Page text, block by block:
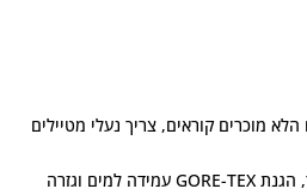
מוכרים קוראים, צריך נעלי מטיילים
בזכות עור ה- Nubuck המובחר, הגנת GORE-TEX עמידה למים וגזרה